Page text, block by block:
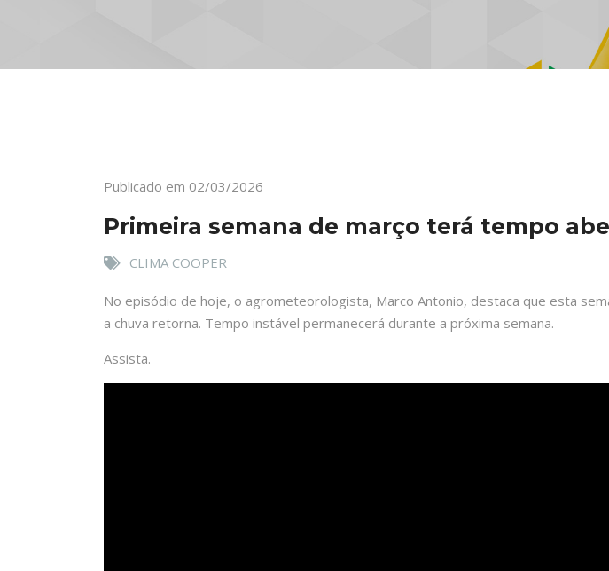
Publicado em 02/03/2026
Primeira semana de março terá tempo
CLIMA COOPER
No episódio de hoje, o agrometeorologista, Marco Antonio, destaca que esta
a chuva retorna. Tempo instável permanecerá durante a próxima semana.
Assista.